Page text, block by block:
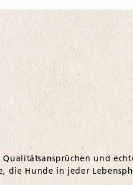
und
die Hunde in jeder